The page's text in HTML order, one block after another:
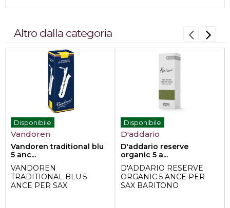
Altro dalla categoria
Disponibile
Vandoren
Vandoren traditional blu
5 anc...
VANDOREN
TRADITIONAL BLU 5
ANCE PER SAX
Disponibile
D'addario
D'addario reserve
organic 5 a...
D'ADDARIO RESERVE
ORGANIC 5 ANCE PER
SAX BARITONO